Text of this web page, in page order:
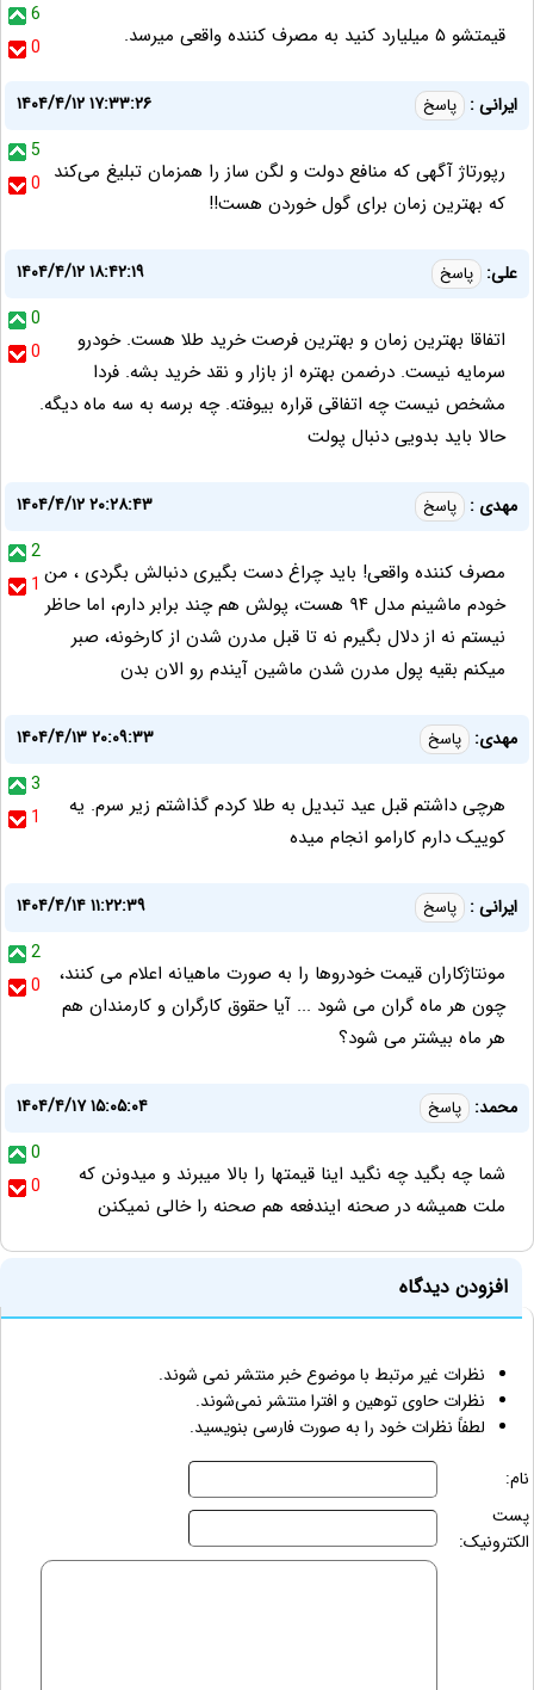
6
0
قیمتشو ۵ میلیارد کنید به مصرف کننده واقعی میرسد.
ایرانی : پاسخ
۱۴۰۴/۴/۱۲ ۱۷:۳۳:۲۶
5
0 رپورتاژ آگهی که منافع دولت و لگن ساز را همزمان تبلیغ می‌کند
که بهترین زمان برای گول خوردن هست!!
علی: پاسخ
۱۴۰۴/۴/۱۲ ۱۸:۴۲:۱۹
0
0
اتفاقا بهترین زمان و بهترین فرصت خرید طلا هست. خودرو
سرمایه نیست. درضمن بهتره از بازار و نقد خرید بشه. فردا
مشخص نیست چه اتفاقی قراره بیوفته. چه برسه به سه ماه دیگه.
حالا باید بدویی دنبال پولت
مهدی : پاسخ
۱۴۰۴/۴/۱۲ ۲۰:۲۸:۴۳
2
1 مصرف کننده واقعی! باید چراغ دست بگیری دنبالش بگردی ، من
خودم ماشینم مدل ۹۴ هست، پولش هم چند برابر دارم، اما حاظر
نیستم نه از دلال بگیرم نه تا قبل مدرن شدن از کارخونه، صبر
میکنم بقیه پول مدرن شدن ماشین آیندم رو الان بدن
مهدی: پاسخ
۱۴۰۴/۴/۱۳ ۲۰:۰۹:۳۳
3
1
هرچی داشتم قبل عید تبدیل به طلا کردم گذاشتم زیر سرم. یه
کوییک دارم کارامو انجام میده
ایرانی : پاسخ
۱۴۰۴/۴/۱۴ ۱۱:۲۲:۳۹
2
0
مونتاژکاران قیمت خودروها را به صورت ماهیانه اعلام می کنند،
چون هر ماه گران می شود ... آیا حقوق کارگران و کارمندان هم
هر ماه بیشتر می شود؟
محمد: پاسخ
۱۴۰۴/۴/۱۷ ۱۵:۰۵:۰۴
0
0
شما چه بگید چه نگید اینا قیمتها را بالا میبرند و میدونن که
ملت همیشه در صحنه ایندفعه هم صحنه را خالی نمیکنن
افزودن دیدگاه
نظرات غیر مرتبط با موضوع خبر منتشر نمی شوند.
نظرات حاوی توهین و افترا منتشر نمی‌شوند.
لطفاً نظرات خود را به صورت فارسی بنویسید.
نام:
پست
الکترونیک: